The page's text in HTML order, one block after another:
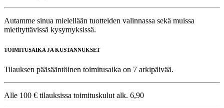
Autamme sinua mielellään tuotteiden valinnassa sekä muissa
mietityttävissä kysymyksissä.
TOIMITUSAIKA JA KUSTANNUKSET
Tilauksen pääsääntöinen toimitusaika on 7 arkipäivää.
Alle 100 € tilauksissa toimituskulut alk. 6,90